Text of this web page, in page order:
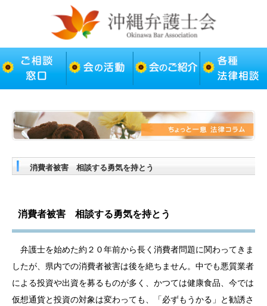
消費者被害 相談する勇気を持とう
消費者被害 相談する勇気を持とう
弁護士を始めた約２０年前から長く消費者問題に関わってきま
したが、県内での消費者被害は後を絶ちません。中でも悪質業者
による投資や出資を募るものが多く、かつては健康食品、今では
仮想通貨と投資の対象は変わっても、「必ずもうかる」と勧誘さ